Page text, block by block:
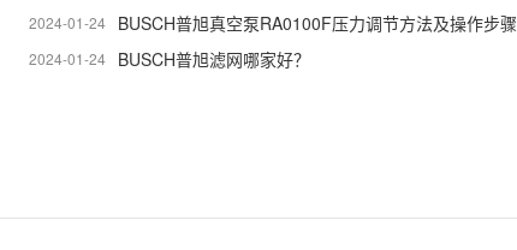
2024-01-24 BUSCH普旭真空泵RA0100F压力调节方法及操作步骤
2024-01-24 BUSCH普旭滤网哪家好？